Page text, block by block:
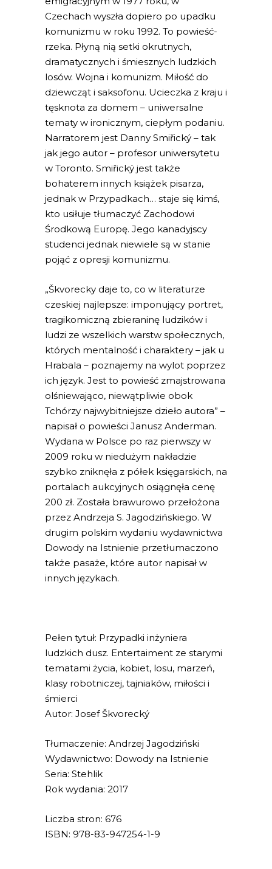
Czechach wyszła dopiero po upadku
komunizmu w roku 1992. To powieść-
rzeka. Płyną nią setki okrutnych,
dramatycznych i śmiesznych ludzkich
losów. Wojna i komunizm. Miłość do
dziewcząt i saksofonu. Ucieczka z kraju i
tęsknota za domem – uniwersalne
tematy w ironicznym, ciepłym podaniu.
Narratorem jest Danny Smiřický – tak
jak jego autor – profesor uniwersytetu
w Toronto. Smiřický jest także
bohaterem innych książek pisarza,
jednak w Przypadkach… staje się kimś,
kto usiłuje tłumaczyć Zachodowi
Środkową Europę. Jego kanadyjscy
studenci jednak niewiele są w stanie
pojąć z opresji komunizmu.
„Škvorecky daje to, co w literaturze
czeskiej najlepsze: imponujący portret,
tragikomiczną zbieraninę ludzików i
ludzi ze wszelkich warstw społecznych,
których mentalność i charaktery – jak u
Hrabala – poznajemy na wylot poprzez
ich język. Jest to powieść zmajstrowana
olśniewająco, niewątpliwie obok
Tchórzy najwybitniejsze dzieło autora” –
napisał o powieści Janusz Anderman.
Wydana w Polsce po raz pierwszy w
2009 roku w niedużym nakładzie
szybko zniknęła z półek księgarskich, na
portalach aukcyjnych osiągnęła cenę
200 zł. Została brawurowo przełożona
przez Andrzeja S. Jagodzińskiego. W
drugim polskim wydaniu wydawnictwa
Dowody na Istnienie przetłumaczono
także pasaże, które autor napisał w
innych językach.
Pełen tytuł: Przypadki inżyniera
ludzkich dusz. Entertaiment ze starymi
tematami życia, kobiet, losu, marzeń,
klasy robotniczej, tajniaków, miłości i
śmierci
Autor: Josef Škvorecký
Tłumaczenie: Andrzej Jagodziński
Wydawnictwo: Dowody na Istnienie
Seria: Stehlik
Rok wydania: 2017
Liczba stron: 676
ISBN: 978-83-947254-1-9